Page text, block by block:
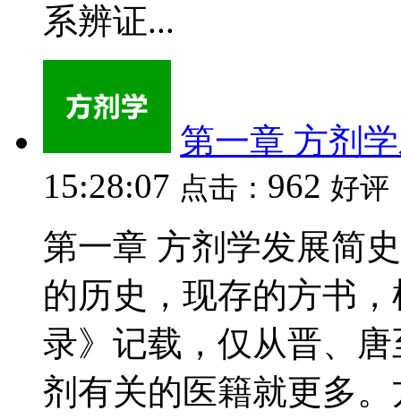
系辨证...
第一章 方剂
15:28:07 点击： 962 好评
第一章 方剂学发展简
的历史，现存的方书
录》记载，仅从晋、
剂有关的医籍就更多